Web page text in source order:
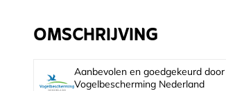
OMSCHRIJVING
Aanbevolen en goedgekeurd door
Vogelbescherming Nederland